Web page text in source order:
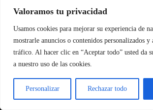
Valoramos tu privacidad
Usamos cookies para mejorar su experiencia de
mostrarle anuncios o contenidos personalizados y
tráfico. Al hacer clic en “Aceptar todo” usted da
a nuestro uso de las cookies.
Personalizar Rechazar todo
2️HummingAgent AI
Esta empresa afirma ser una de las
soluciones pueden hacer el trabajo de
empleados gracias a susagentes
Destacan que muchas compañías de la